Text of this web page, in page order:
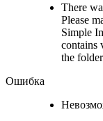
There
Please
Simple
contains
the
Ошибка